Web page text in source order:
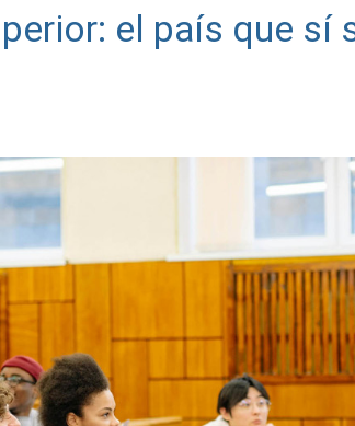
el país que sí